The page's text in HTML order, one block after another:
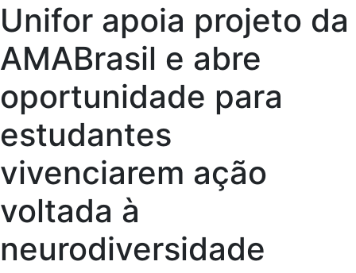
Unifor apoia projeto da
AMABrasil e abre
oportunidade para
estudantes
vivenciarem ação
voltada à
neurodiversidade